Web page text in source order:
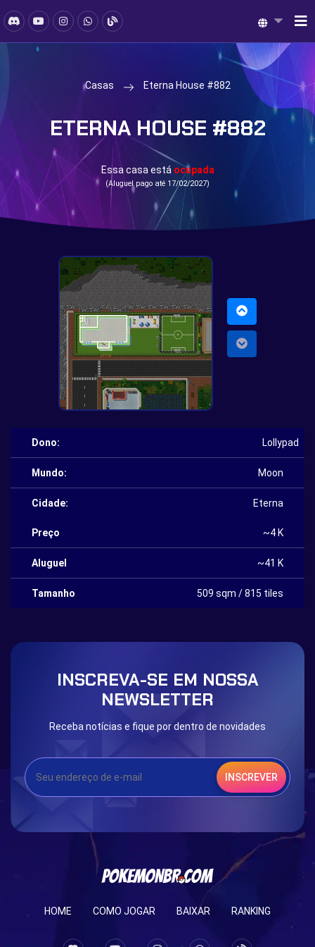
Casas Eterna House #882
ETERNA HOUSE #882
Essa casa está ocupada
(Aluguel pago até 17/02/2027)
Dono: Lollypad
Mundo: Moon
Cidade: Eterna
Preço ~4 K
Aluguel ~41 K
Tamanho 509 sqm / 815 tiles
INSCREVA-SE EM NOSSA
NEWSLETTER
Receba notícias e fique por dentro de novidades
INSCREVER
HOME COMO JOGAR BAIXAR RANKING